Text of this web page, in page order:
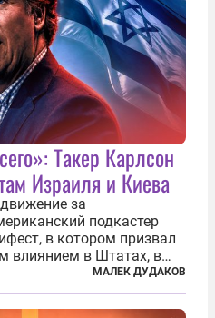
Такер Карлсон
Израиля и Киева
за
подкастер
в котором призвал
влиянием в Штатах, в
Израиль. А также
выплатить
прием мигрантов...
МАЛЕК ДУДАКОВ